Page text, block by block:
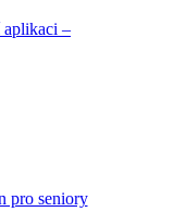
–
pro seniory